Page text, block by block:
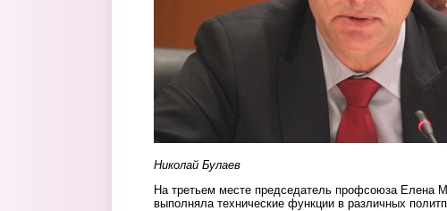
Николай Булаев
На третьем месте председатель профсоюза Елена
выполняла технические функции в различных